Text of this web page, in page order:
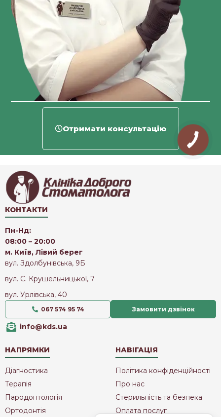
Отримати консультацію
КОНТАКТИ
Пн-Нд:
08:00 – 20:00
м. Київ, Лівий берег
вул. Здолбунівська, 9Б
вул. С. Крушельницької, 7
вул. Урлівська, 40
067 574 95 74 Замовити дзвінок
info@kds.ua
НАПРЯМКИ
Діагностика
Терапія
Пародонтологія
Ортодонтія
НАВІГАЦІЯ
Політика конфіденційності
Про нас
Стерильність та безпека
Оплата послуг